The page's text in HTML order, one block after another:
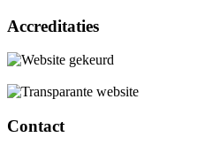
Accreditaties
Contact